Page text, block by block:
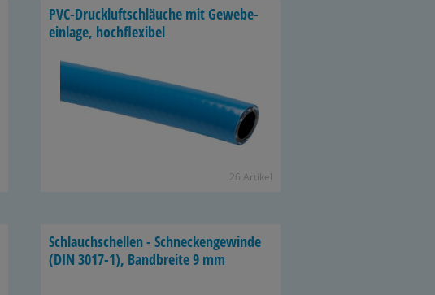
PVC-​Druckluftschläuche mit Ge­we­be­
ein­la­ge, hoch­fle­xi­bel
26 Ar­ti­kel
Schlauch­schel­len - Schne­cken­ge­win­de
(DIN 3017-​1), Band­brei­te 9 mm